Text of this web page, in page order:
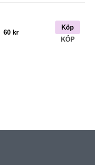
60 kr
Köp
KÖP